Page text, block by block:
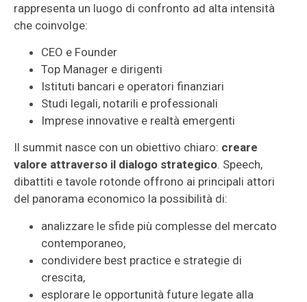
rappresenta un luogo di confronto ad alta intensità
che coinvolge:
CEO e Founder
Top Manager e dirigenti
Istituti bancari e operatori finanziari
Studi legali, notarili e professionali
Imprese innovative e realtà emergenti
Il summit nasce con un obiettivo chiaro: creare
valore attraverso il dialogo strategico. Speech,
dibattiti e tavole rotonde offrono ai principali attori
del panorama economico la possibilità di:
analizzare le sfide più complesse del mercato
contemporaneo,
condividere best practice e strategie di
crescita,
esplorare le opportunità future legate alla